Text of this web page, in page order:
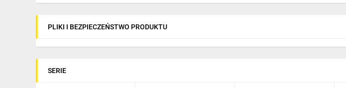
PLIKI I BEZPIECZEŃSTWO PRODUKTU
SERIE